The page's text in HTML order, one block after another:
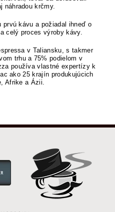
náhradou krčmy.
kávu a požiadal ihneď o
celý proces výroby kávy.
v Taliansku, s takmer
trhu a 75% podielom v
používa vlastné expertízy k
ako 25 krajín produkujúcich
Afrike a Ázii.